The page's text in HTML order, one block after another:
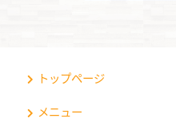
トップページ
メニュー